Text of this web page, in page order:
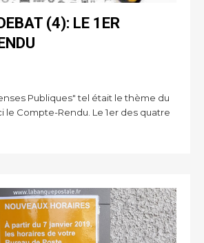
(4): LE 1ER
Publiques" tel était le thème du
le Compte-Rendu. Le 1er des quatre